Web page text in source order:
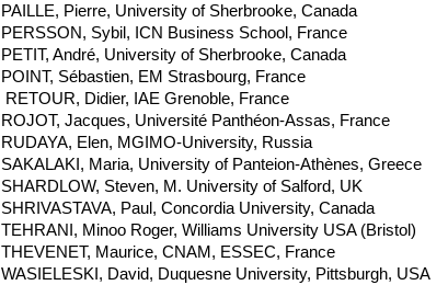
PAILLE, Pierre, University of Sherbrooke, Canada
PERSSON, Sybil, ICN Business School, France
PETIT, André, University of Sherbrooke, Canada
POINT, Sébastien, EM Strasbourg, France
 RETOUR, Didier, IAE Grenoble, France
ROJOT, Jacques, Université Panthéon-Assas, France
RUDAYA, Elen, MGIMO-University, Russia
SAKALAKI, Maria, University of Panteion-Athènes, Greece
SHARDLOW, Steven, M. University of Salford, UK
SHRIVASTAVA, Paul, Concordia University, Canada
TEHRANI, Minoo Roger, Williams University USA (Bristol)
THEVENET, Maurice, CNAM, ESSEC, France
WASIELESKI, David, Duquesne University, Pittsburgh, USA